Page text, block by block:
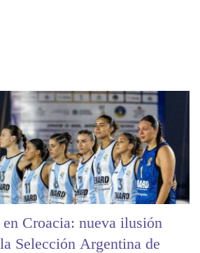
Croacia: nueva ilusión
Selección Argentina de